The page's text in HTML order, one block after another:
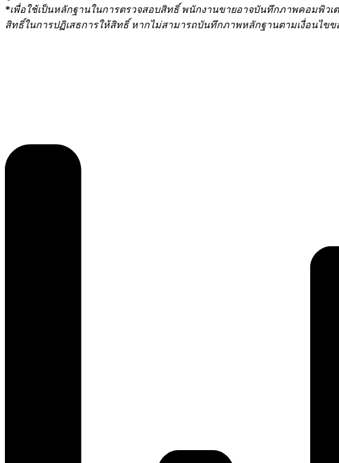
*เพื่อใช้เป็นหลักฐานในการตรวจสอบสิทธิ์ พนักงานขายอาจบันทึกภาพคอมพิวเ
สิทธิ์ในการปฏิเสธการให้สิทธิ์ หากไม่สามารถบันทึกภาพหลักฐานตามเงื่อนไขข